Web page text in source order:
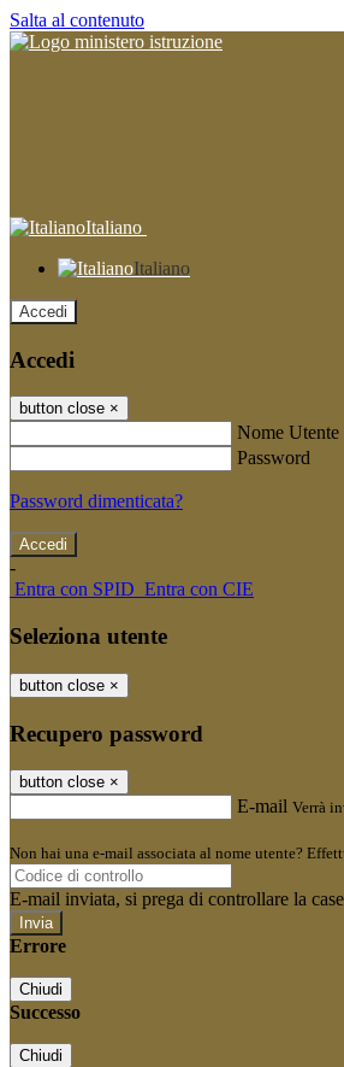
Salta al contenuto
Italiano
Italiano
Accedi
Accedi
button close ×
Nome Utente
Password
Password dimenticata?
-
Entra con SPID Entra con CIE
Seleziona utente
button close ×
Recupero password
button close ×
E-mail Verrà
Non hai una e-mail associata al nome utente?
E-mail inviata, si prega di controllare la
Errore
Chiudi
Successo
Chiudi